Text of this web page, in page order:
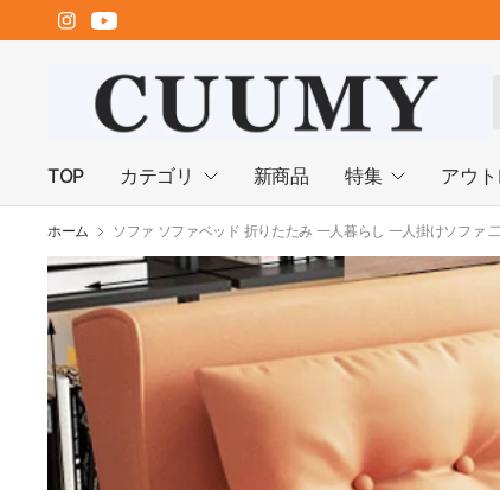
TOP カテゴリ 新商品 特集 アウ
ホーム ソファ ソファベッド 折りたたみ 一人暮らし 一人掛けソファ